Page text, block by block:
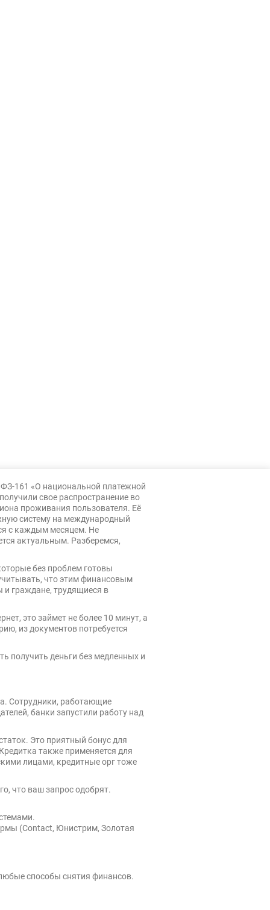
161 «О национальной платежной
свое распространение во
проживания пользователя. Её
систему на международный
с каждым месяцем. Не
актуальным. Разберемся,
без проблем готовы
что этим финансовым
и граждане, трудящиеся в
это займет не более 10 минут, а
из документов потребуется
получить деньги без медленных и
Сотрудники, работающие
банки запустили работу над
Это приятный бонус для
также применяется для
лицами, кредитные орг тоже
что ваш запрос одобрят.
(Contact, Юнистрим, Золотая
способы снятия финансов.